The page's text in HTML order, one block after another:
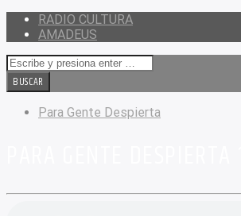
RADIO CULTURA
AMADEUS
Para Gente Despierta